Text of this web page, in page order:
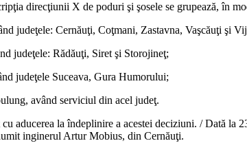
direcţiunii X de poduri şi şosele se grupează, în
judeţele: Cernăuţi, Coţmani, Zastavna, Vaşcăuţi şi
judeţele: Rădăuţi, Siret şi Storojineţ;
judeţele Suceava, Gura Humorului;
având serviciul din acel judeţ.
aducerea la îndeplinire a acestei deciziuni. / Dată
inginerul Artur Mobius, din Cernăuţi.